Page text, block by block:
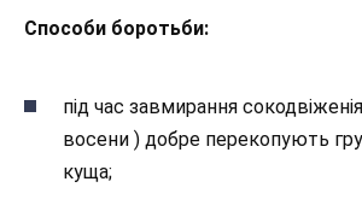
Способи боротьби:
під час завмирання
восени ) добре перекопують
куща;